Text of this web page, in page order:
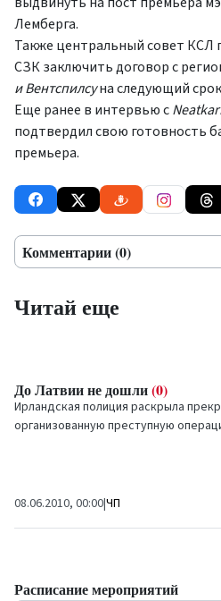
Лемберга.
Также центральный совет КСЛ
СЗК заключить договор с
и Вентспилсуна следующий
Еще ранее в интервью с
подтвердил свою готовность
премьера.
Комментарии (0)
Читай еще
До Латвии не дошли(0)
Ирландская полиция раскрыла
организованную преступную
08.06.2010, 00:00|ЧП
Расписание мероприятий